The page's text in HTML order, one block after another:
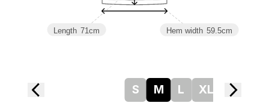
Hem width 59.5cm
Length 71cm
S M L XL